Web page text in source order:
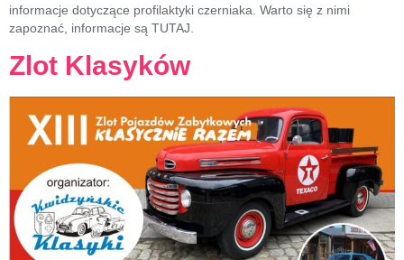
informacje dotyczące profilaktyki czerniaka. Warto się z nimi
zapoznać, informacje są TUTAJ.
Zlot Klasyków